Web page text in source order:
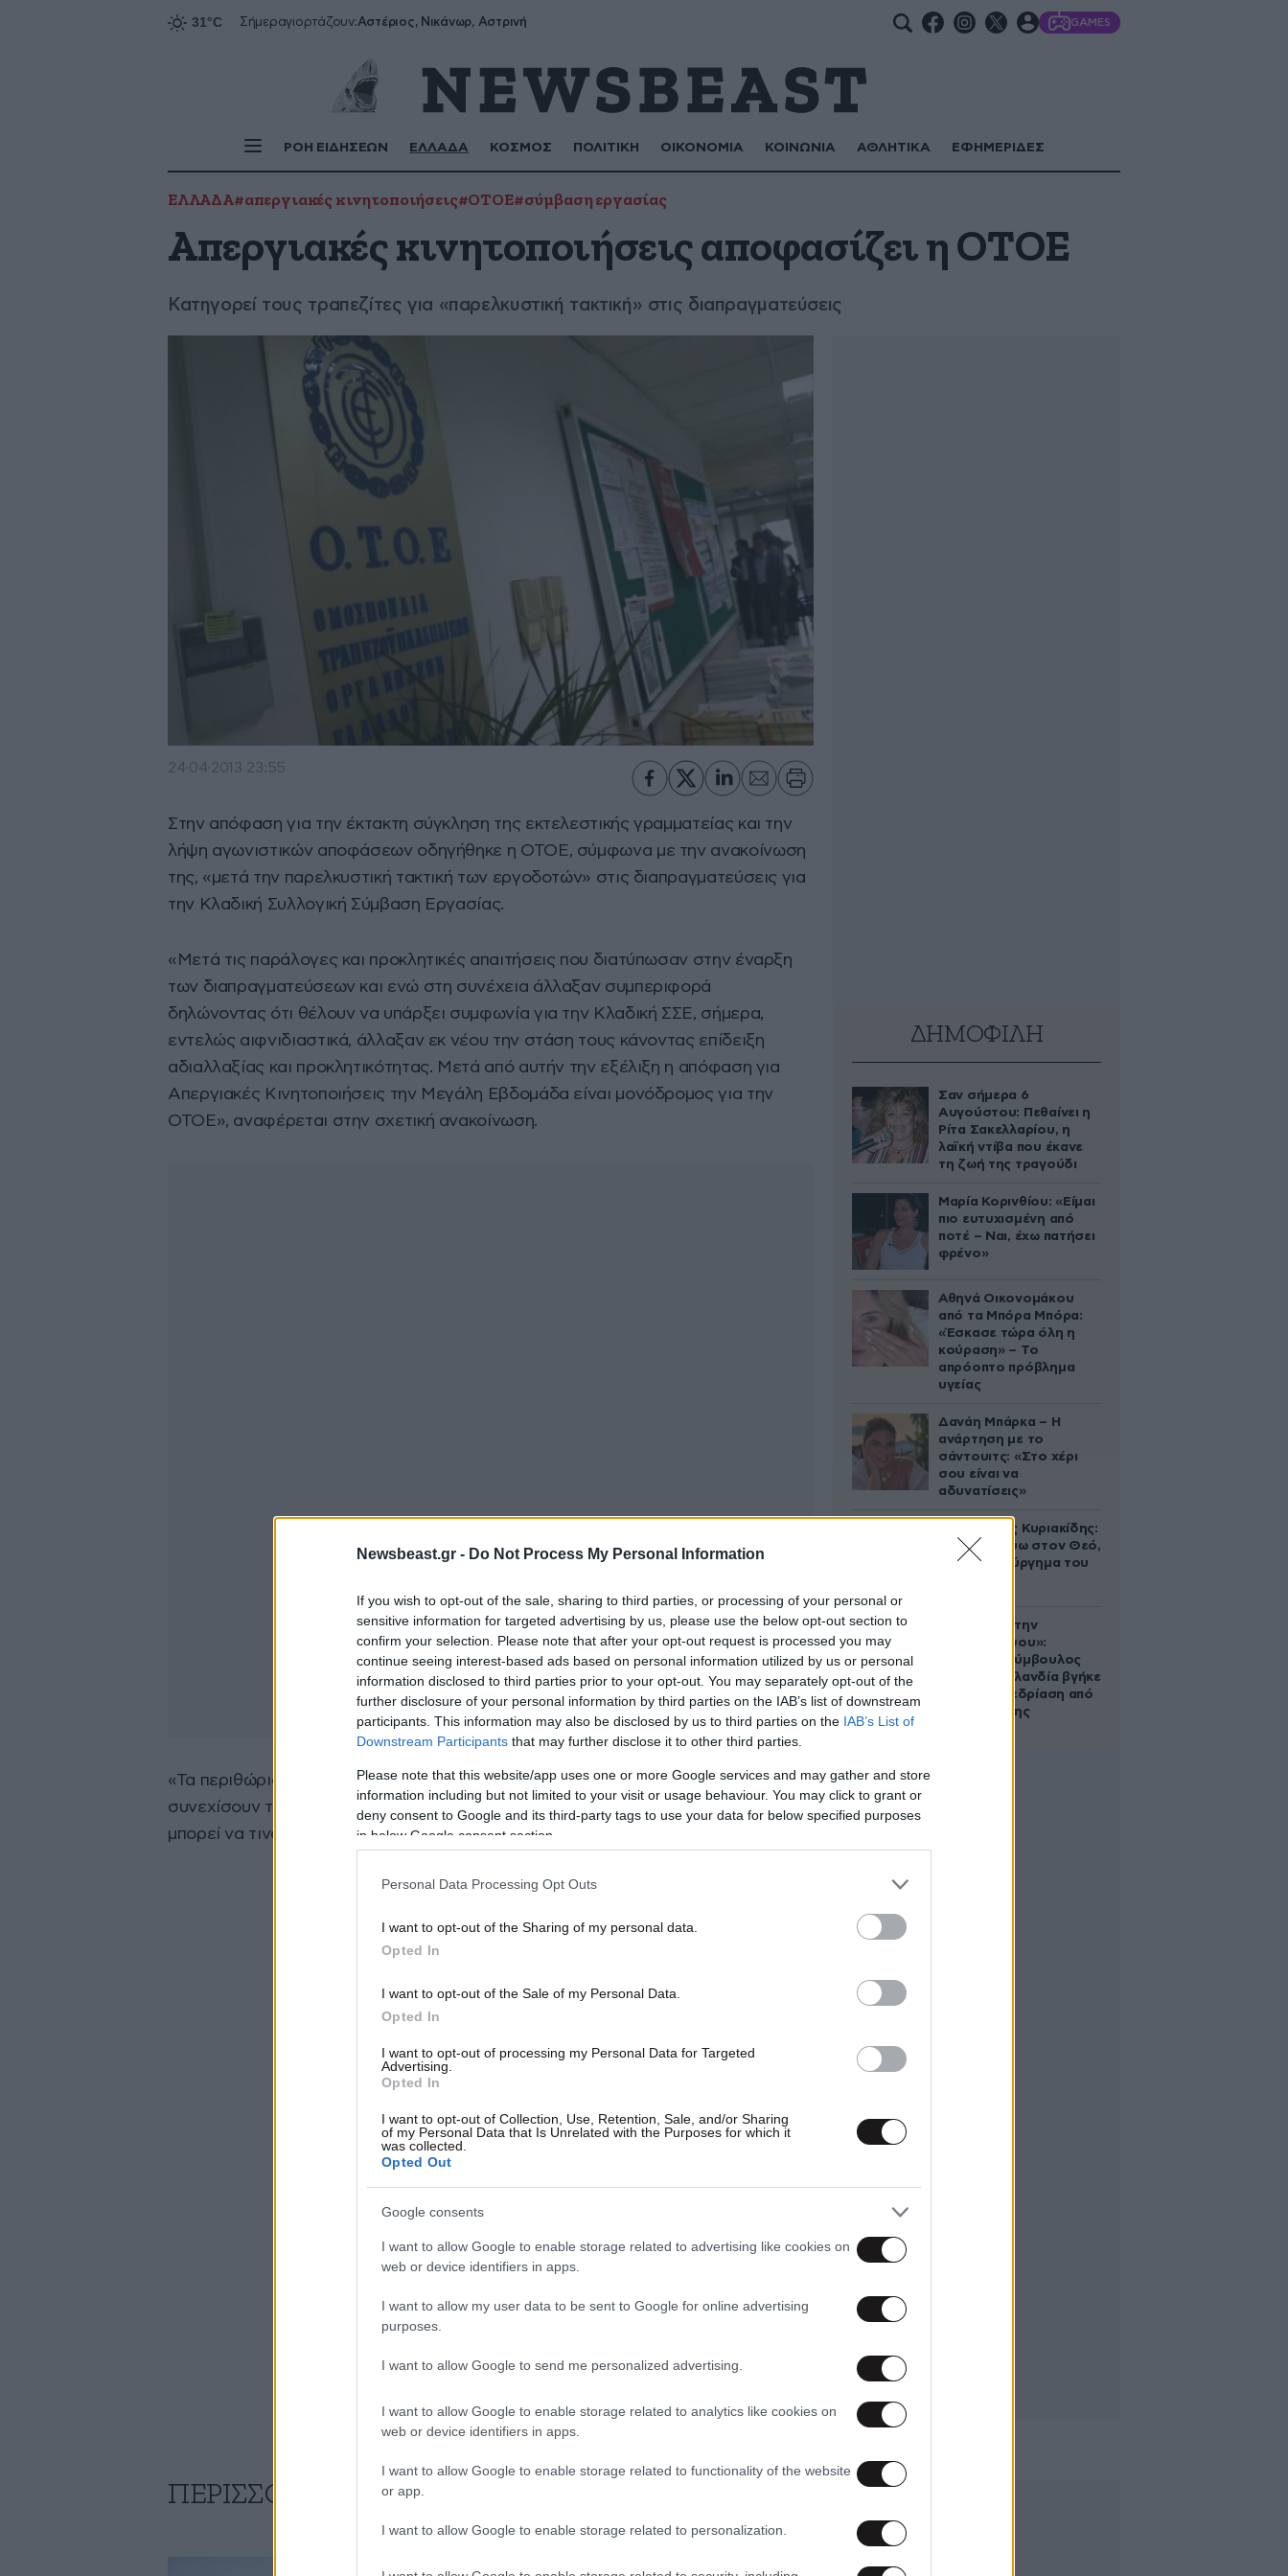
Newsbeast.gr - Do Not Process My Personal Information
If you wish to opt-out of the sale, sharing to third parties, or processing of your personal or
sensitive information for targeted advertising by us, please use the below opt-out section to
confirm your selection. Please note that after your opt-out request is processed you may
continue seeing interest-based ads based on personal information utilized by us or personal
information disclosed to third parties prior to your opt-out. You may separately opt-out of the
further disclosure of your personal information by third parties on the IAB’s list of downstream
participants. This information may also be disclosed by us to third parties on the IAB’s List of
Downstream Participants that may further disclose it to other third parties.
Please note that this website/app uses one or more Google services and may gather and store
information including but not limited to your visit or usage behaviour. You may click to grant or
deny consent to Google and its third-party tags to use your data for below specified purposes
in below Google consent section.
Personal Data Processing Opt Outs
I want to opt-out of the Sharing of my personal data.
Opted In
I want to opt-out of the Sale of my Personal Data.
Opted In
I want to opt-out of processing my Personal Data for Targeted
Advertising.
Opted In
I want to opt-out of Collection, Use, Retention, Sale, and/or Sharing
of my Personal Data that Is Unrelated with the Purposes for which it
was collected.
Opted Out
Google consents
I want to allow Google to enable storage related to advertising like cookies on
web or device identifiers in apps.
I want to allow my user data to be sent to Google for online advertising
purposes.
I want to allow Google to send me personalized advertising.
I want to allow Google to enable storage related to analytics like cookies on
web or device identifiers in apps.
I want to allow Google to enable storage related to functionality of the website
or app.
I want to allow Google to enable storage related to personalization.
Σήμεραγιορτάζουν:Αστέριος, Νικάνωρ, Αστρινή GAMES
ΡΟΗ ΕΙΔΗΣΕΩΝ ΕΛΛΑΔΑ ΚΟΣΜΟΣ ΠΟΛΙΤΙΚΗ ΟΙΚΟΝΟΜΙΑ ΚΟΙΝΩΝΙΑ ΑΘΛΗΤΙΚΑ ΕΦΗΜΕΡΙΔΕΣ
ΕΛΛΑΔΑ#απεργιακές κινητοποιήσεις#ΟΤΟΕ#σύμβαση εργασίας
Απεργιακές κινητοποιήσεις αποφασίζει η ΟΤΟΕ
Κατηγορεί τους τραπεζίτες για «παρελκυστική τακτική» στις διαπραγματεύσεις
24·04·2013 23:55
Στην απόφαση για την έκτακτη σύγκληση της εκτελεστικής γραμματείας και την
λήψη αγωνιστικών αποφάσεων οδηγήθηκε η ΟΤΟΕ, σύμφωνα με την ανακοίνωση
της, «μετά την παρελκυστική τακτική των εργοδοτών» στις διαπραγματεύσεις για
την Κλαδική Συλλογική Σύμβαση Εργασίας.
«Μετά τις παράλογες και προκλητικές απαιτήσεις που διατύπωσαν στην έναρξη
των διαπραγματεύσεων και ενώ στη συνέχεια άλλαξαν συμπεριφορά
δηλώνοντας ότι θέλουν να υπάρξει συμφωνία για την Κλαδική ΣΣΕ, σήμερα,
εντελώς αιφνιδιαστικά, άλλαξαν εκ νέου την στάση τους κάνοντας επίδειξη
αδιαλλαξίας και προκλητικότητας. Μετά από αυτήν την εξέλιξη η απόφαση για
Απεργιακές Κινητοποιήσεις την Μεγάλη Εβδομάδα είναι μονόδρομος για την
ΟΤΟΕ», αναφέρεται στην σχετική ανακοίνωση.
«Τα περιθώρια τελείωσαν. Αν οι τραπεζίτες δεν αναλάβουν τις ευθύνες τους και
συνεχίσουν τις προκλήσεις, τις παλινωδίες και την παρελκυστική τακτική, όλα
μπορεί να τιναχθούν στον αέρα… με απρόβλεπτες συνέπειες», αναφέρει η ΟΤΟΕ.
ΔΗΜΟΦΙΛΗ
Σαν σήμερα 6
Αυγούστου: Πεθαίνει η
Ρίτα Σακελλαρίου, η
λαϊκή ντίβα που έκανε
τη ζωή της τραγούδι
Μαρία Κορινθίου: «Είμαι
πιο ευτυχισμένη από
ποτέ – Ναι, έχω πατήσει
φρένο»
Αθηνά Οικονομάκου
από τα Μπόρα Μπόρα:
«Έσκασε τώρα όλη η
κούραση» – Το
απρόοπτο πρόβλημα
υγείας
Δανάη Μπάρκα – Η
ανάρτηση με το
σάντουιτς: «Στο χέρι
σου είναι να
αδυνατίσεις»
Βλαδίμηρος Κυριακίδης:
«Δεν πιστεύω στον Θεό,
είναι δημιούργημα του
«Βλέπουμε την
μπουγάδα σου»:
Δημοτική σύμβουλος
στη Νέα Ζηλανδία βγήκε
live σε συνεδρίαση από
το μπάνιο της
ΠΕΡΙΣΣΟΤΕΡΑ ΑΠΟ ΤΗΝ ΕΛΛΑΔΑ